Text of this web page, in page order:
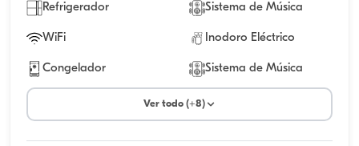
Refrigerador Sistema de Música
WiFi Inodoro Eléctrico
Congelador Sistema de Música
Ver todo (+8)